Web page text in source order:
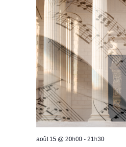
août 15 @ 20h00- 21h30